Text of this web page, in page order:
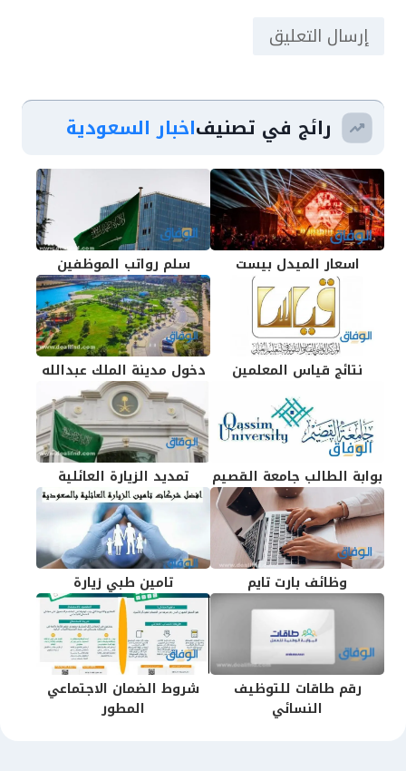
رائج في تصنيفاخبار السعودية
اسعار الميدل بيست سلم رواتب الموظفين
نتائج قياس المعلمين دخول مدينة الملك عبدالله
بوابة الطالب جامعة القصيم تمديد الزيارة العائلية
وظائف بارت تايم تامين طبي زيارة
رقم طاقات للتوظيف
النسائي
شروط الضمان الاجتماعي
المطور